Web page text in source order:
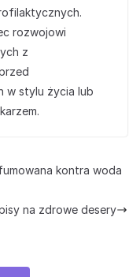
rozwojowi
z
w stylu życia lub
kontra woda
na zdrowe desery